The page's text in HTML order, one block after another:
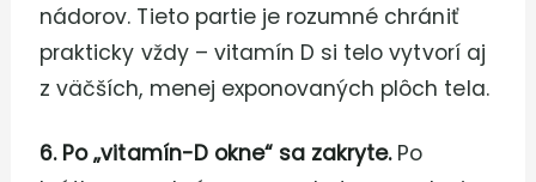
nádorov. Tieto partie je rozumné chrániť
prakticky vždy – vitamín D si telo vytvorí aj
z väčších, menej exponovaných plôch tela.
6. Po „vitamín-D okne“ sa zakryte.Po